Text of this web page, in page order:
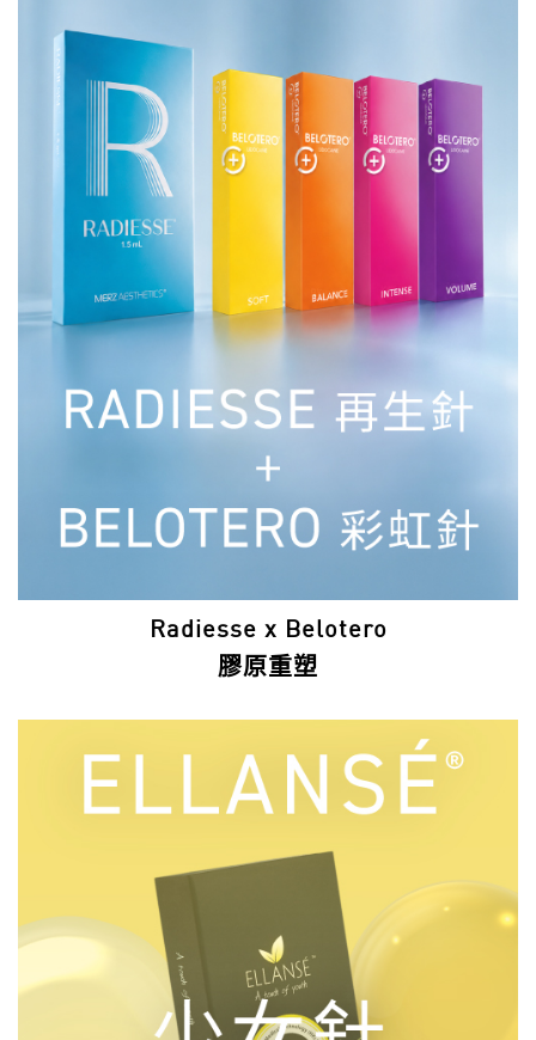
Radiesse x Belotero
膠原重塑